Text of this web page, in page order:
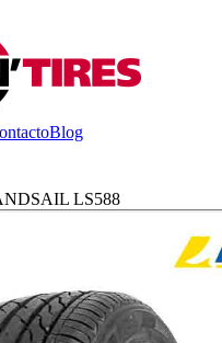
Blog
LS588